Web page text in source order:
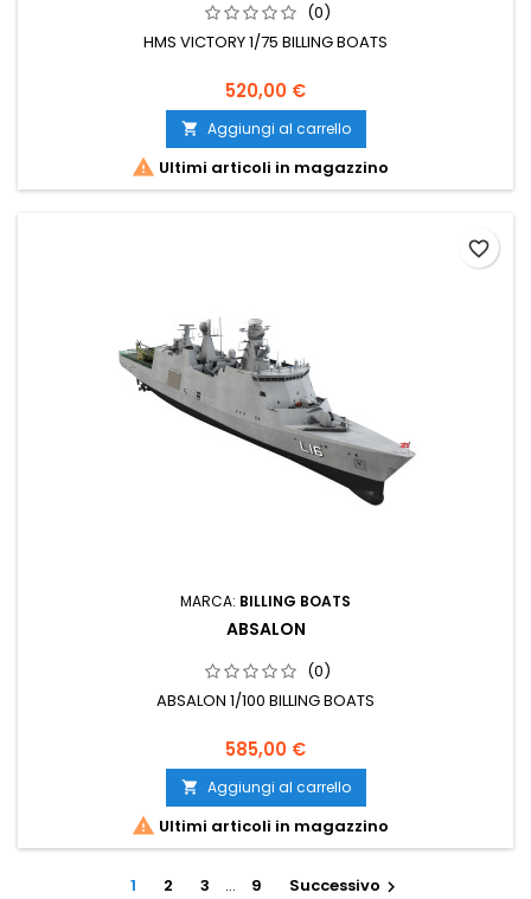
(0)
HMS VICTORY 1/75 BILLING BOATS
520,00 €
 Aggiungi al carrello
 Ultimi articoli in magazzino
MARCA: BILLING BOATS
ABSALON
(0)
ABSALON 1/100 BILLING BOATS
585,00 €
 Aggiungi al carrello
 Ultimi articoli in magazzino
favorite_border
1 2 3 … 9 Successivo 